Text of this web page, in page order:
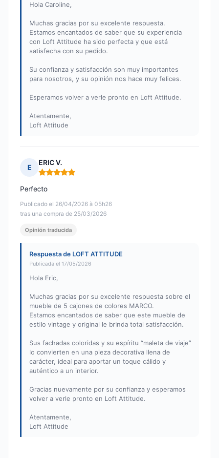
Hola Caroline,
Muchas gracias por su excelente respuesta.
Estamos encantados de saber que su experiencia
con Loft Attitude ha sido perfecta y que está
satisfecha con su pedido.
Su confianza y satisfacción son muy importantes
para nosotros, y su opinión nos hace muy felices.
Esperamos volver a verle pronto en Loft Attitude.
Atentamente,
Loft Attitude
E
ERIC V.
Nota: 5 de 5
Publicado el 26/04/2026 à 05h26
tras una compra de 25/03/2026
Perfecto
Opinión traducida
Respuesta de LOFT ATTITUDE
Publicada el 17/05/2026
Hola Eric,
Muchas gracias por su excelente respuesta sobre el
mueble de 5 cajones de colores MARCO.
Estamos encantados de saber que este mueble de
estilo vintage y original le brinda total satisfacción.
Sus fachadas coloridas y su espíritu “maleta de viaje”
lo convierten en una pieza decorativa llena de
carácter, ideal para aportar un toque cálido y
auténtico a un interior.
Gracias nuevamente por su confianza y esperamos
volver a verle pronto en Loft Attitude.
Atentamente,
Loft Attitude